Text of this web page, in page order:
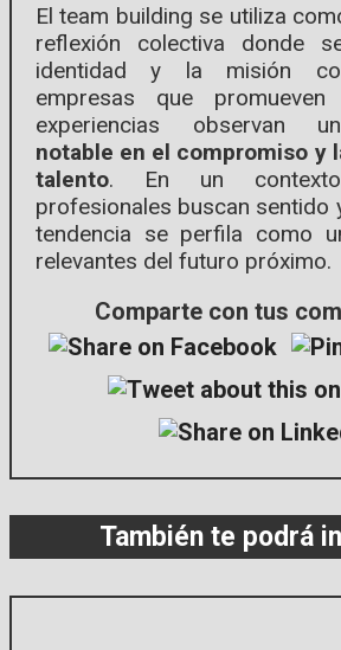
El team building se utiliza
reflexión colectiva donde
identidad y la misión
empresas que
experiencias observan
notable en el compromiso y
talento. En un
profesionales buscan sentido
tendencia se perfila como
relevantes del futuro próximo.
Comparte con tus
También te podrá